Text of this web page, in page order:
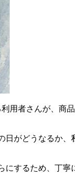
用者さんが、商
日がどうなるか、
にするため、丁寧